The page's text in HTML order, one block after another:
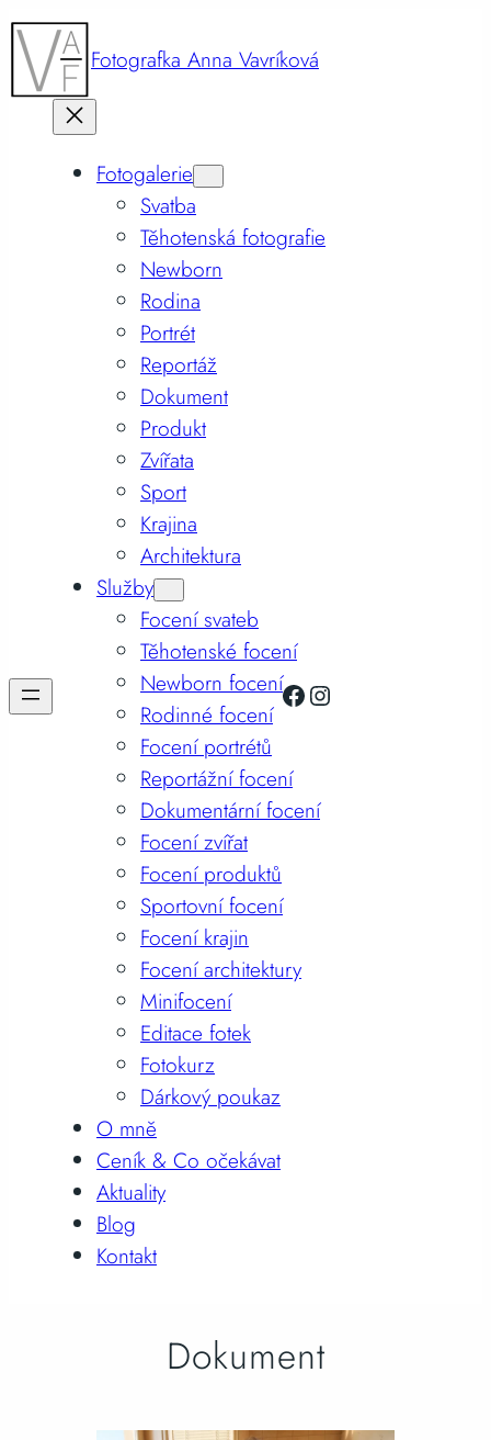
Fotografka Anna Vavríková
Fotogalerie
Svatba
Těhotenská fotografie
Newborn
Rodina
Portrét
Reportáž
Dokument
Produkt
Zvířata
Sport
Krajina
Architektura
Služby
Focení svateb
Těhotenské focení
Newborn focení
Rodinné focení
Focení portrétů
Reportážní focení
Dokumentární focení
Focení zvířat
Focení produktů
Sportovní focení
Focení krajin
Focení architektury
Minifocení
Editace fotek
Fotokurz
Dárkový poukaz
O mně
Ceník & Co očekávat
Aktuality
Blog
Kontakt
Facebook
Instagram
Dokument